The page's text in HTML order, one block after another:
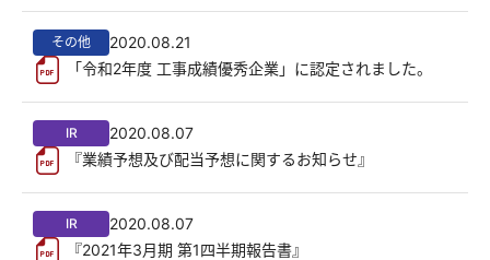
その他
2020.08.21
「令和2年度 工事成績優秀企業」に認定されました。
IR
2020.08.07
『業績予想及び配当予想に関するお知らせ』
IR
2020.08.07
『2021年3月期 第1四半期報告書』